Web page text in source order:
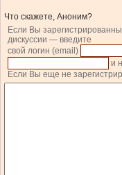
Что скажете, Аноним?
Если Вы
дискуссии — введите
свой логин (email)
и
Если Вы еще не